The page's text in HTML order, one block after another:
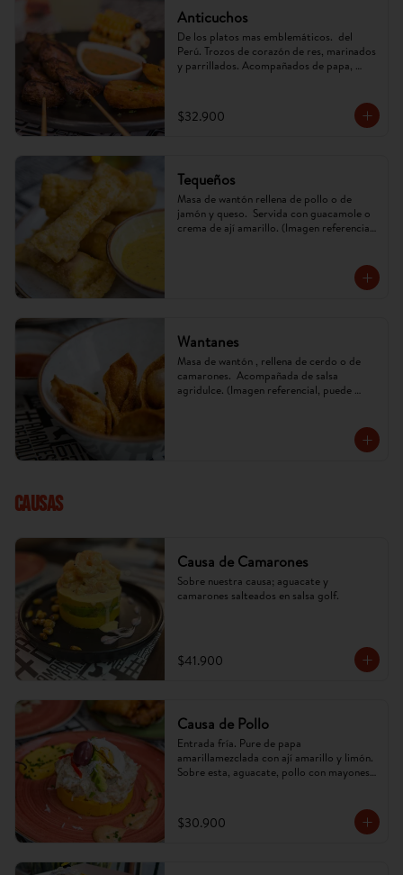
Anticuchos
De los platos mas emblemáticos.  del
Perú. Trozos de corazón de res, marinados
y parrillados. Acompañados de papa,
$32.900
Tequeños
Masa de wantón rellena de pollo o de
jamón y queso.  Servida con guacamole o
crema de ají amarillo. (Imagen referencial,
Wantanes
Masa de wantón , rellena de cerdo o de
camarones.  Acompañada de salsa
agridulce. (Imagen referencial, puede
CAUSAS
Causa de Camarones
Sobre nuestra causa; aguacate y
camarones salteados en salsa golf.
$41.900
Causa de Pollo
Entrada fría. Pure de papa
amarillamezclada con ají amarillo y limón.
Sobre esta, aguacate, pollo con mayonesa
$30.900